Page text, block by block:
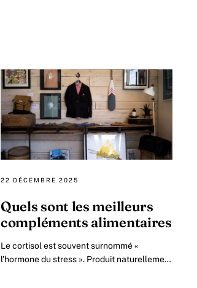
22 DÉCEMBRE 2025
Quels sont les meilleurs
compléments alimentaires
Le cortisol est souvent surnommé «
l’hormone du stress ». Produit naturellement